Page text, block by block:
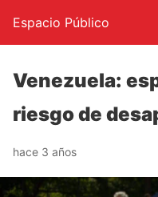
Espacio Público
Venezuela:
riesgo de
hace 3 años